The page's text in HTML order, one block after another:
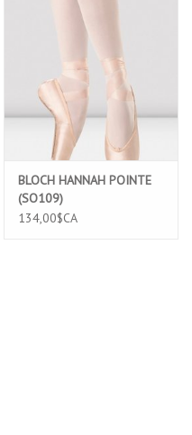
BLOCH HANNAH POINTE
(SO109)
134,00$CA